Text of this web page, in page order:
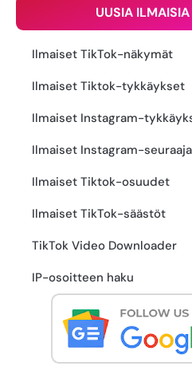
UUSIA
Ilmaiset TikTok-näkymät
Ilmaiset Tiktok-tykkäykset
Ilmaiset Instagram-
Ilmaiset Instagram-
Ilmaiset Tiktok-osuudet
Ilmaiset TikTok-säästöt
TikTok Video Downloader
IP-osoitteen haku